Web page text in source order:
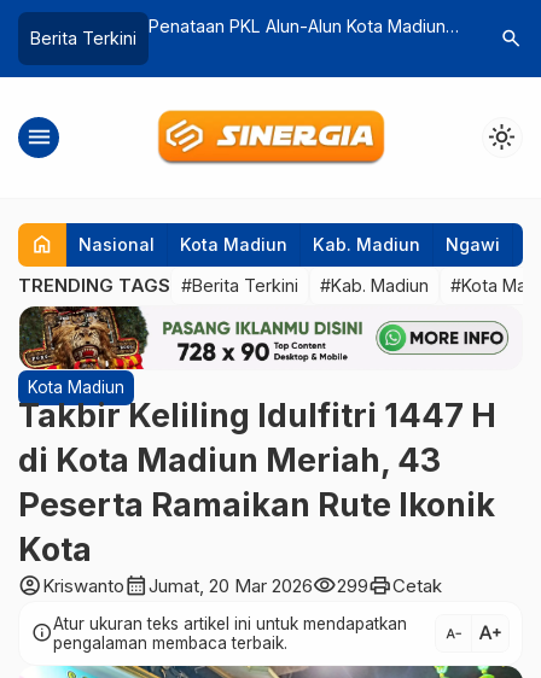
Berita Terkini
Penataan PKL Alun-Alun Kota Madiun,
Selatan
Wisatawan
dalam Sehari
search
menu light_mode
home Nasional Kota Madiun Kab. Madiun Ngawi
TRENDING TAGS #Berita Terkini #Kab. Madiun #Kota
Kota Madiun
Takbir Keliling Idulfitri 1447 H
di Kota Madiun Meriah, 43
Peserta Ramaikan Rute Ikonik
Kota
account_circleKriswantocalendar_monthJumat, 20 Mar 2026visibility299printCetak
infoAtur ukuran teks artikel ini untuk mendapatkan
pengalaman membaca terbaik.
text_decrease text_increase